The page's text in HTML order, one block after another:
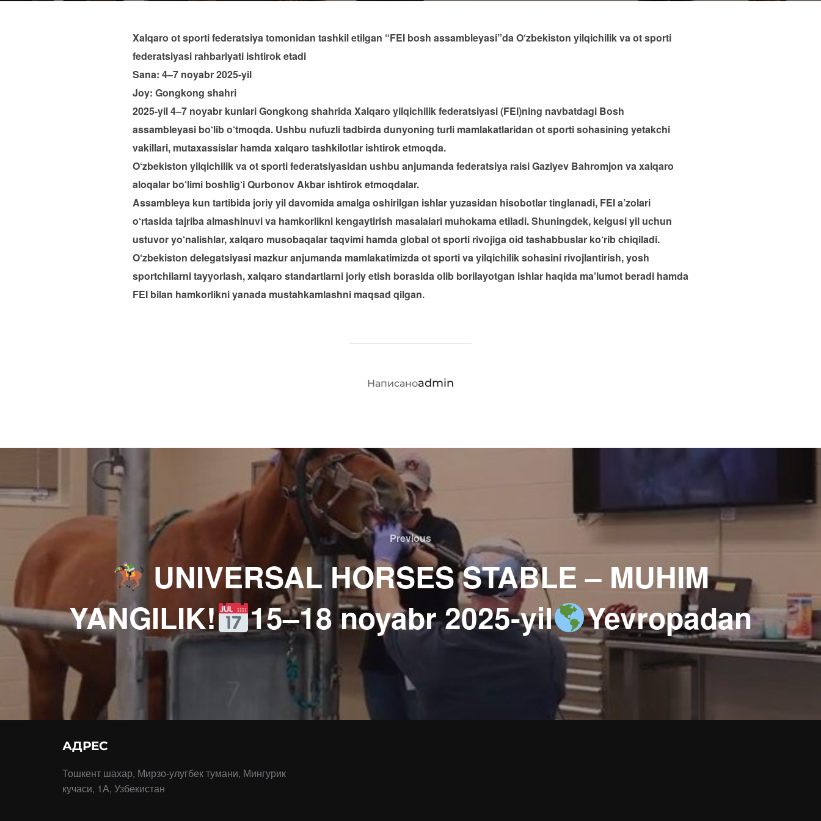
Xalqaro ot sporti federatsiya tomonidan tashkil etilgan “FEI bosh assambleyasi”da O‘zbekiston yilqichilik va ot sporti
federatsiyasi rahbariyati ishtirok etadi
Sana: 4–7 noyabr 2025-yil
Joy: Gongkong shahri
2025-yil 4–7 noyabr kunlari Gongkong shahrida Xalqaro yilqichilik federatsiyasi (FEI)ning navbatdagi Bosh
assambleyasi bo‘lib o‘tmoqda. Ushbu nufuzli tadbirda dunyoning turli mamlakatlaridan ot sporti sohasining yetakchi
vakillari, mutaxassislar hamda xalqaro tashkilotlar ishtirok etmoqda.
O‘zbekiston yilqichilik va ot sporti federatsiyasidan ushbu anjumanda federatsiya raisi Gaziyev Bahromjon va xalqaro
aloqalar bo‘limi boshlig‘i Qurbonov Akbar ishtirok etmoqdalar.
Assambleya kun tartibida joriy yil davomida amalga oshirilgan ishlar yuzasidan hisobotlar tinglanadi, FEI a’zolari
o‘rtasida tajriba almashinuvi va hamkorlikni kengaytirish masalalari muhokama etiladi. Shuningdek, kelgusi yil uchun
ustuvor yo‘nalishlar, xalqaro musobaqalar taqvimi hamda global ot sporti rivojiga oid tashabbuslar ko‘rib chiqiladi.
O‘zbekiston delegatsiyasi mazkur anjumanda mamlakatimizda ot sporti va yilqichilik sohasini rivojlantirish, yosh
sportchilarni tayyorlash, xalqaro standartlarni joriy etish borasida olib borilayotgan ishlar haqida ma’lumot beradi hamda
FEI bilan hamkorlikni yanada mustahkamlashni maqsad qilgan.
АВТОР ЗАПИСИ
Написаноadmin
Навигация
по
записям
Previous
Previous
UNIVERSAL HORSES STABLE – MUHIM
YANGILIK!
15–18 noyabr 2025-yil Yevropadan
АДРЕС
Тошкент шахар, Мирзо-улугбек тумани, Мингурик
кучаси, 1А, Узбекистан